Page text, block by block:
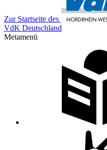
Zur Startseite des
VdK Deutschland
Metamenü